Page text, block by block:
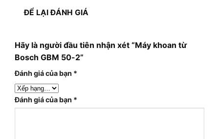
ĐỂ LẠI ĐÁNH GIÁ
Hãy là người đầu tiên nhận xét “Máy khoan từ
Bosch GBM 50-2”
Đánh giá của bạn *
Đánh giá của bạn *